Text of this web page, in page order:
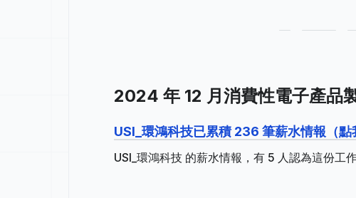
2024 年 12 月消費性電子產品
USI_環鴻科技已累積 236 筆薪水情報（點
USI_環鴻科技 的薪水情報，有 5 人認為這份工